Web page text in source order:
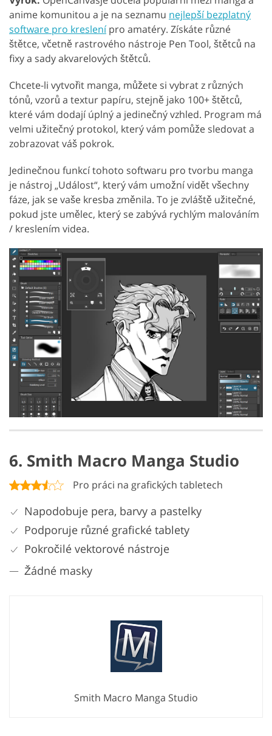
anime komunitou a je na seznamu nejlepší bezplatný
software pro kreslení pro amatéry. Získáte různé
štětce, včetně rastrového nástroje Pen Tool, štětců na
fixy a sady akvarelových štětců.
Chcete-li vytvořit manga, můžete si vybrat z různých
tónů, vzorů a textur papíru, stejně jako 100+ štětců,
které vám dodají úplný a jedinečný vzhled. Program má
velmi užitečný protokol, který vám pomůže sledovat a
zobrazovat váš pokrok.
Jedinečnou funkcí tohoto softwaru pro tvorbu manga
je nástroj „Událost“, který vám umožní vidět všechny
fáze, jak se vaše kresba změnila. To je zvláště užitečné,
pokud jste umělec, který se zabývá rychlým malováním
/ kreslením videa.
6. Smith Macro Manga Studio
Pro práci na grafických tabletech
Napodobuje pera, barvy a pastelky
Podporuje různé grafické tablety
Pokročilé vektorové nástroje
Žádné masky
Smith Macro Manga Studio